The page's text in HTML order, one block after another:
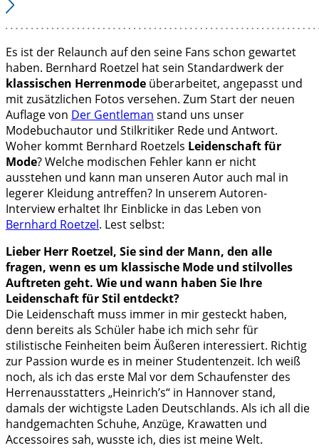
Es ist der Relaunch auf den seine Fans schon gewartet
haben. Bernhard Roetzel hat sein Standardwerk der
klassischen Herrenmode überarbeitet, angepasst und
mit zusätzlichen Fotos versehen. Zum Start der neuen
Auflage von Der Gentleman stand uns unser
Modebuchautor und Stilkritiker Rede und Antwort.
Woher kommt Bernhard Roetzels Leidenschaft für
Mode? Welche modischen Fehler kann er nicht
ausstehen und kann man unseren Autor auch mal in
legerer Kleidung antreffen? In unserem Autoren-
Interview erhaltet Ihr Einblicke in das Leben von
Bernhard Roetzel. Lest selbst:
Lieber Herr Roetzel, Sie sind der Mann, den alle
fragen, wenn es um klassische Mode und stilvolles
Auftreten geht. Wie und wann haben Sie Ihre
Leidenschaft für Stil entdeckt?
Die Leidenschaft muss immer in mir gesteckt haben,
denn bereits als Schüler habe ich mich sehr für
stilistische Feinheiten beim Äußeren interessiert. Richtig
zur Passion wurde es in meiner Studentenzeit. Ich weiß
noch, als ich das erste Mal vor dem Schaufenster des
Herrenausstatters „Heinrich’s“ in Hannover stand,
damals der wichtigste Laden Deutschlands. Als ich all die
handgemachten Schuhe, Anzüge, Krawatten und
Accessoires sah, wusste ich, dies ist meine Welt.